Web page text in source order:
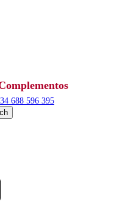
688 596 395